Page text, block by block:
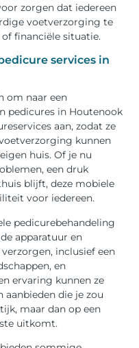
zorgen dat iedereen
voetverzorging te
financiële situatie.
services in
om naar een
pedicures in Houtenook
aan, zodat ze
kunnen
huis. Of je nu
een druk
blijft, deze mobiele
voor iedereen.
pedicurebehandeling
apparatuur en
inclusief een
en
ervaring kunnen ze
die je zou
maar dan op een
uitkomt.